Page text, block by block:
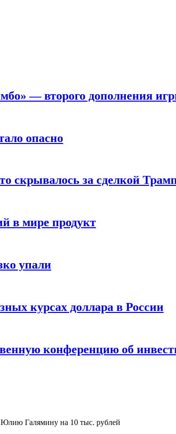
— второго дополнения
опасно
скрывалось за сделкой
в мире продукт
упали
курсах доллара в России
конференцию об
Юлию Галямину на 10 тыс. рублей